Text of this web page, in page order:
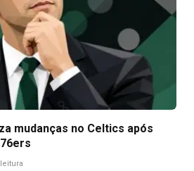
mudanças no Celtics após